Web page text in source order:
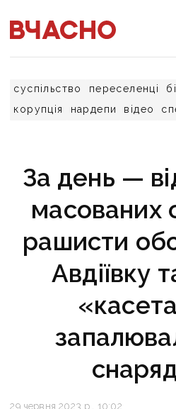
суспільство переселенці
корупція
нардепи відео
За день —
масованих
рашисти
Авдіївку
29 червня 2023 р., 10:02